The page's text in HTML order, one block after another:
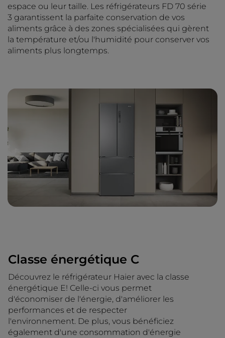
espace ou leur taille. Les réfrigérateurs FD 70 série
3 garantissent la parfaite conservation de vos
aliments grâce à des zones spécialisées qui gèrent
la température et/ou l'humidité pour conserver vos
aliments plus longtemps.
Classe énergétique C
Découvrez le réfrigérateur Haier avec la classe
énergétique E! Celle-ci vous permet
d'économiser de l'énergie, d'améliorer les
performances et de respecter
l'environnement. De plus, vous bénéficiez
également d'une consommation d'énergie